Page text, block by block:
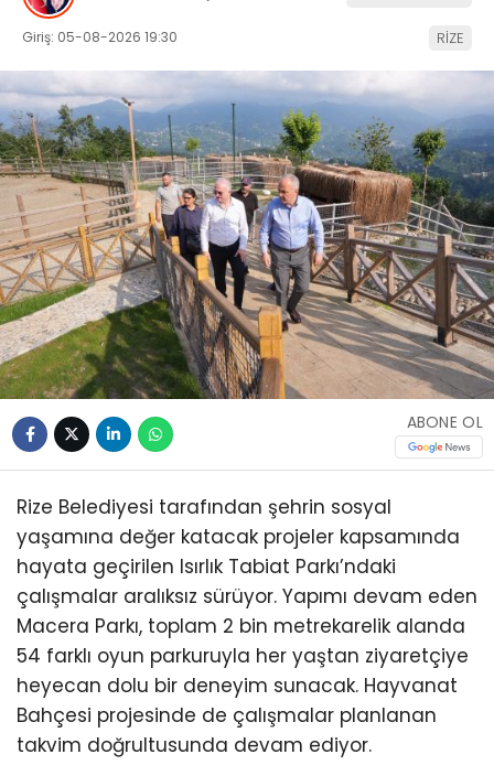
Giriş: 05-08-2026 19:30 RİZE
ABONE OL
Rize Belediyesi tarafından şehrin sosyal
yaşamına değer katacak projeler kapsamında
hayata geçirilen Isırlık Tabiat Parkı’ndaki
çalışmalar aralıksız sürüyor. Yapımı devam eden
Macera Parkı, toplam 2 bin metrekarelik alanda
54 farklı oyun parkuruyla her yaştan ziyaretçiye
heyecan dolu bir deneyim sunacak. Hayvanat
Bahçesi projesinde de çalışmalar planlanan
takvim doğrultusunda devam ediyor.